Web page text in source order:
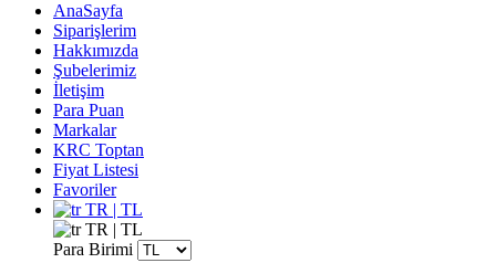
AnaSayfa
Siparişlerim
Hakkımızda
Şubelerimiz
İletişim
Para Puan
Markalar
KRC Toptan
Fiyat Listesi
Favoriler
TR | TL
TR | TL
Para Birimi